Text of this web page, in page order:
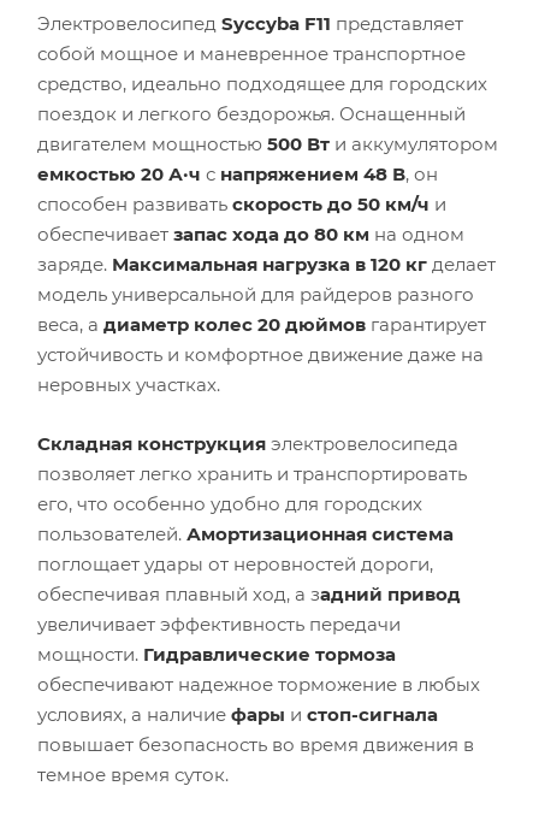
Электровелосипед Syccyba F11 представляет
собой мощное и маневренное транспортное
средство, идеально подходящее для городских
поездок и легкого бездорожья. Оснащенный
двигателем мощностью 500 Вт и аккумулятором
емкостью 20 А·ч с напряжением 48 В, он
способен развивать скорость до 50 км/ч и
обеспечивает запас хода до 80 км на одном
заряде. Максимальная нагрузка в 120 кг делает
модель универсальной для райдеров разного
веса, а диаметр колес 20 дюймов гарантирует
устойчивость и комфортное движение даже на
неровных участках.
Складная конструкция электровелосипеда
позволяет легко хранить и транспортировать
его, что особенно удобно для городских
пользователей. Амортизационная система
поглощает удары от неровностей дороги,
обеспечивая плавный ход, а задний привод
увеличивает эффективность передачи
мощности. Гидравлические тормоза
обеспечивают надежное торможение в любых
условиях, а наличие фары и стоп-сигнала
повышает безопасность во время движения в
темное время суток.